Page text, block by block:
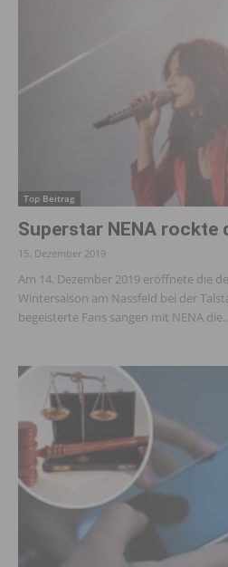
Top Beitrag
Superstar NENA rockte
15. Dezember 2019
Am 14. Dezember 2019 eröffnete die
Wintersaison am Nassfeld bei der
begeisterte Fans sangen mit NENA